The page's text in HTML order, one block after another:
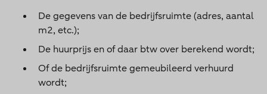
De gegevens van de bedrijfsruimte (adres, aantal
m2, etc.);
De huurprijs en of daar btw over berekend wordt;
Of de bedrijfsruimte gemeubileerd verhuurd
wordt;